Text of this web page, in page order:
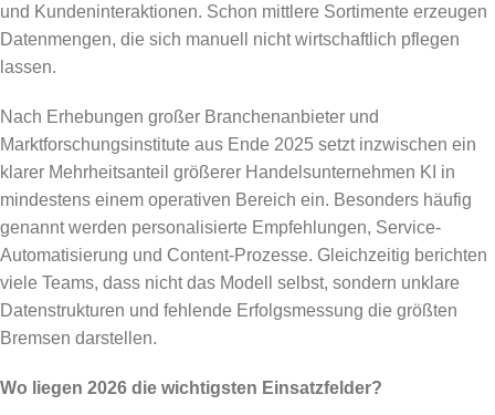
und Kundeninteraktionen. Schon mittlere Sortimente erzeugen
Datenmengen, die sich manuell nicht wirtschaftlich pflegen
lassen.
Nach Erhebungen großer Branchenanbieter und
Marktforschungsinstitute aus Ende 2025 setzt inzwischen ein
klarer Mehrheitsanteil größerer Handelsunternehmen KI in
mindestens einem operativen Bereich ein. Besonders häufig
genannt werden personalisierte Empfehlungen, Service-
Automatisierung und Content-Prozesse. Gleichzeitig berichten
viele Teams, dass nicht das Modell selbst, sondern unklare
Datenstrukturen und fehlende Erfolgsmessung die größten
Bremsen darstellen.
Wo liegen 2026 die wichtigsten Einsatzfelder?